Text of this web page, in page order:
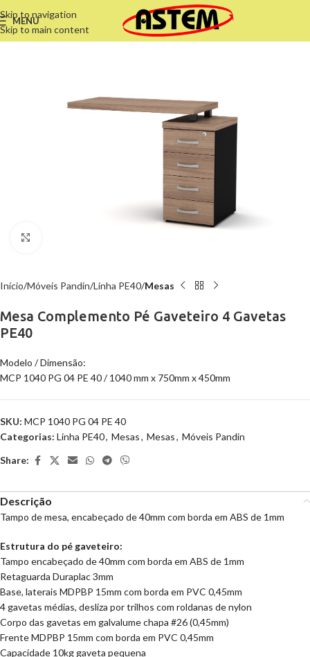
Skip to navigation
Skip to main content
MENU
Início Móveis Pandin Linha PE40 Mesas
Mesa Complemento Pé Gaveteiro 4 Gavetas
PE40
Modelo / Dimensão:
MCP 1040 PG 04 PE 40 / 1040 mm x 750mm x 450mm
SKU: MCP 1040 PG 04 PE 40
Categorias: Linha PE40, Mesas, Mesas, Móveis Pandin
Share:
Descrição
Tampo de mesa, encabeçado de 40mm com borda em ABS de 1mm
Estrutura do pé gaveteiro:
Tampo encabeçado de 40mm com borda em ABS de 1mm
Retaguarda Duraplac 3mm
Base, laterais MDPBP 15mm com borda em PVC 0,45mm
4 gavetas médias, desliza por trilhos com roldanas de nylon
Corpo das gavetas em galvalume chapa #26 (0,45mm)
Frente MDPBP 15mm com borda em PVC 0,45mm
Capacidade 10kg gaveta pequena